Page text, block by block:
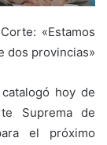
«Estamos
dos provincias»
hoy de
Suprema de
el próximo